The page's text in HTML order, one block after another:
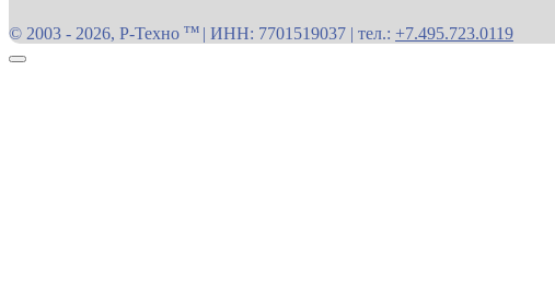
© 2003 - 2026, Р-Техно тм | ИНН: 7701519037 | тел.: +7.495.723.0119